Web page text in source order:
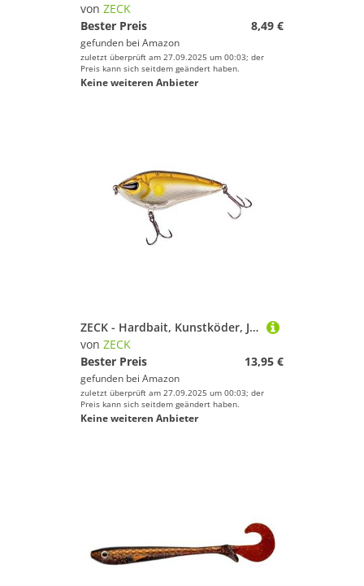
von ZECK
Bester Preis
8,49 €
gefunden bei Amazon
zuletzt überprüft am 27.09.2025 um 00:03; der
Preis kann sich seitdem geändert haben.
Keine weiteren Anbieter
ZECK - Hardbait, Kunstköder, Jerkbait - Rogue Glider 8 cm | 1 m S - Ayu
von ZECK
Bester Preis
13,95 €
gefunden bei Amazon
zuletzt überprüft am 27.09.2025 um 00:03; der
Preis kann sich seitdem geändert haben.
Keine weiteren Anbieter